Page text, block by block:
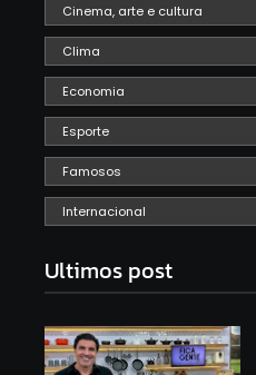
Cinema, arte e cultura
Clima
Economia
Esporte
Famosos
Internacional
Ultimos post